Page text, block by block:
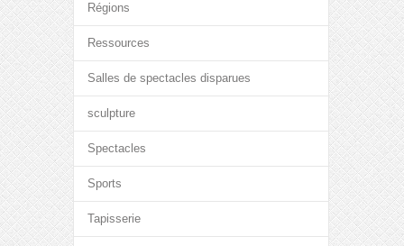
Régions
Ressources
Salles de spectacles disparues
sculpture
Spectacles
Sports
Tapisserie